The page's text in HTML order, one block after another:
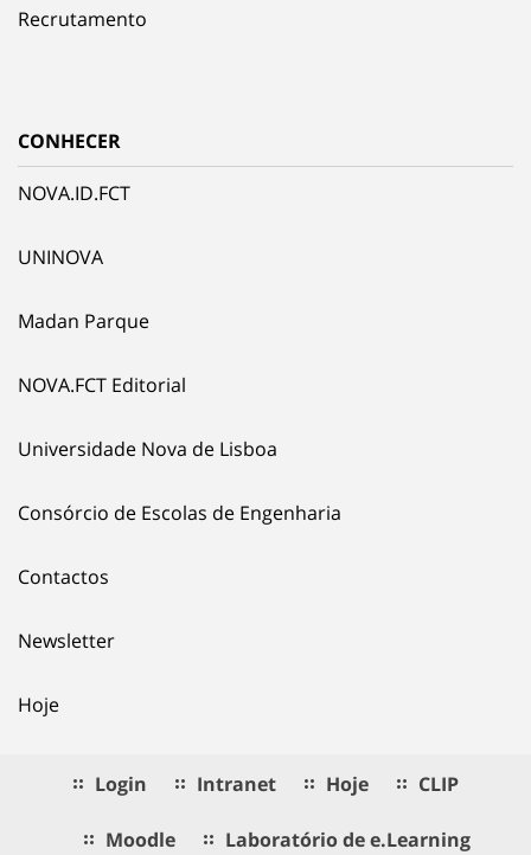
Recrutamento
CONHECER
NOVA.ID.FCT
UNINOVA
Madan Parque
NOVA.FCT Editorial
Universidade Nova de Lisboa
Consórcio de Escolas de Engenharia
Contactos
Newsletter
Hoje
Login Intranet Hoje CLIP
Moodle Laboratório de e.Learning